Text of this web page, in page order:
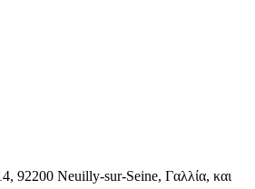
92200 Neuilly-sur-Seine, Γαλλία, και